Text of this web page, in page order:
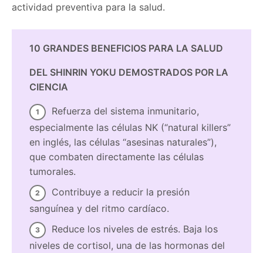
actividad preventiva para la salud.
10 GRANDES BENEFICIOS PARA LA SALUD
DEL SHINRIN YOKU DEMOSTRADOS POR LA
CIENCIA
Refuerza del sistema inmunitario,
especialmente las células NK (“natural killers”
en inglés, las células “asesinas naturales”),
que combaten directamente las células
tumorales.
Contribuye a reducir la presión
sanguínea y del ritmo cardíaco.
Reduce los niveles de estrés. Baja los
niveles de cortisol, una de las hormonas del